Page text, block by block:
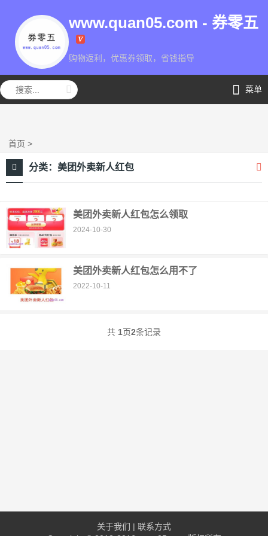
券零五
www.quan05.com - 券零五
购物返利，优惠券领取，省钱指导
菜单
首页 >
分类： 美团外卖新人红包
美团外卖新人红包怎么领取
2024-10-30
美团外卖新人红包怎么用不了
2022-10-11
共 1页2条记录
关于我们 | 联系方式